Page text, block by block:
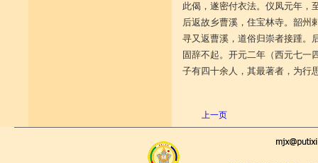
此偈，遂密付衣法。仪凤元年，
后返故乡曹溪，住宝林寺。韶州
寻又返曹溪，道俗归崇者接踵。
固辞不起。开元二年（西元七一
子有四十余人，其最著者，为行
上一页